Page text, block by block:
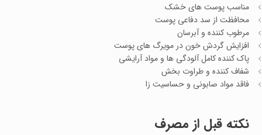
مناسب پوست های خشک
محافظت از سد دفاعی پوست
مرطوب کننده و آبرسان
افزایش گردش خون در مویرگ های پوست
پاک کننده کامل آلودگی ها و مواد آرایشی
شفاف کننده و طراوت بخش
فاقد مواد صابونی و حساسیت زا
نکته قبل از مصرف